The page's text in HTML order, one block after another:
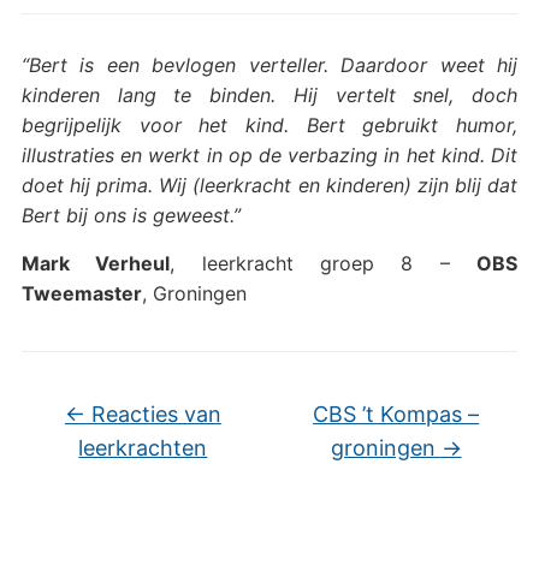
“Bert is een bevlogen verteller. Daardoor weet hij
kinderen lang te binden. Hij vertelt snel, doch
begrijpelijk voor het kind. Bert gebruikt humor,
illustraties en werkt in op de verbazing in het kind. Dit
doet hij prima. Wij (leerkracht en kinderen) zijn blij dat
Bert bij ons is geweest.”
Mark Verheul, leerkracht groep 8 –OBS
Tweemaster, Groningen
← Reacties van
leerkrachten
CBS ’t Kompas –
groningen →